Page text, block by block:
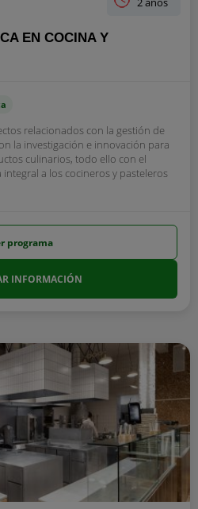
EN COCINA Y
relacionados con la gestión de
la investigación e innovación para
culinarios, todo ello con el
a los cocineros y pasteleros
programa
INFORMACIÓN